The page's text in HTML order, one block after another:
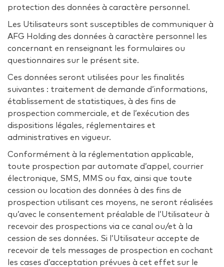
protection des données à caractère personnel.
Les Utilisateurs sont susceptibles de communiquer à
AFG Holding des données à caractère personnel les
concernant en renseignant les formulaires ou
questionnaires sur le présent site.
Ces données seront utilisées pour les finalités
suivantes : traitement de demande d’informations,
établissement de statistiques, à des fins de
prospection commerciale, et de l’exécution des
dispositions légales, réglementaires et
administratives en vigueur.
Conformément à la réglementation applicable,
toute prospection par automate d’appel, courrier
électronique, SMS, MMS ou fax, ainsi que toute
cession ou location des données à des fins de
prospection utilisant ces moyens, ne seront réalisées
qu’avec le consentement préalable de l’Utilisateur à
recevoir des prospections via ce canal ou/et à la
cession de ses données. Si l’Utilisateur accepte de
recevoir de tels messages de prospection en cochant
les cases d’acceptation prévues à cet effet sur le